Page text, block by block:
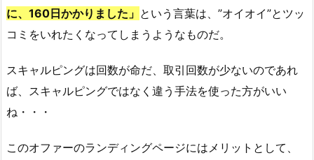
に、160日かかりました」 という言葉は、”オイオイ”とツッ
コミをいれたくなってしまうようなものだ。
スキャルピングは回数が命だ、取引回数が少ないのであれ
ば、スキャルピングではなく違う手法を使った方がいい
ね・・・
このオファーのランディングページにはメリットとして、